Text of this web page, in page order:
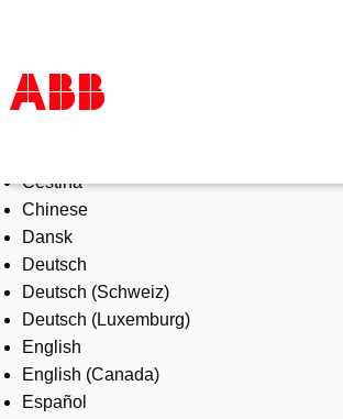
Products & Solutions
Industries
Services
About us
Where to buy
Contact us
Careers
Čeština
Chinese
Dansk
Deutsch
Deutsch (Schweiz)
Deutsch (Luxemburg)
English
English (Canada)
Español